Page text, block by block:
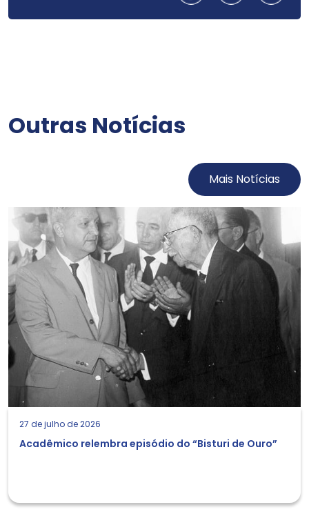
Outras Notícias
Mais Notícias
27 de julho de 2026
Acadêmico relembra episódio do “Bisturi de Ouro”